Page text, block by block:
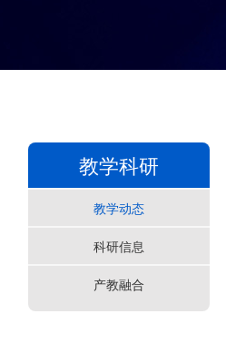
教学科研
教学动态
科研信息
产教融合